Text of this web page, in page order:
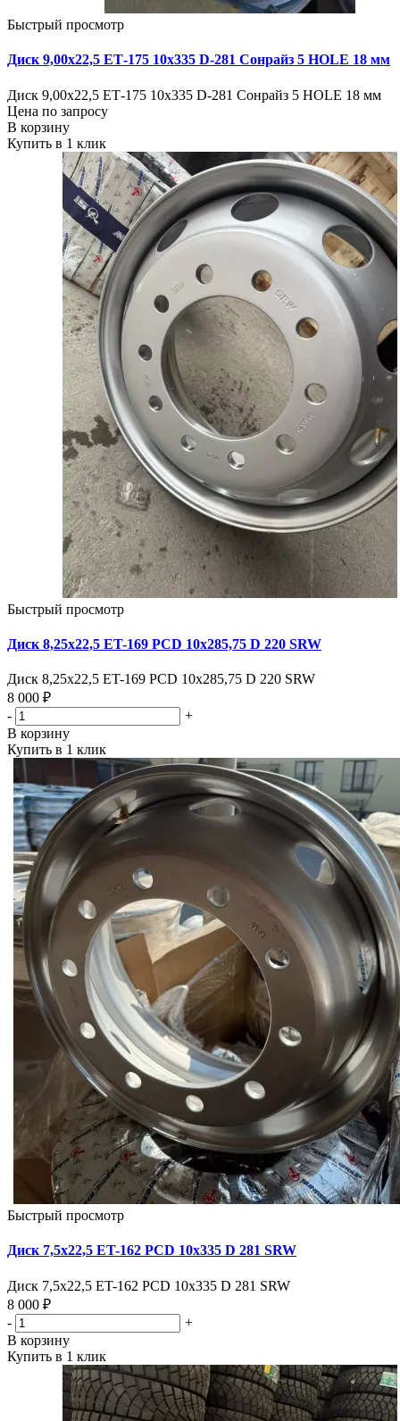
Быстрый просмотр
Диск 9,00х22,5 ЕТ-175 10х335 D-281 Сонрайз 5 HOLE 18 мм
Диск 9,00х22,5 ЕТ-175 10х335 D-281 Сонрайз 5 HOLE 18 мм
Цена по запросу
В корзину
Купить в 1 клик
Быстрый просмотр
Диск 8,25х22,5 ET-169 PCD 10x285,75 D 220 SRW
Диск 8,25х22,5 ET-169 PCD 10x285,75 D 220 SRW
8 000 ₽
-
+
В корзину
Купить в 1 клик
Быстрый просмотр
Диск 7,5х22,5 ET-162 PCD 10x335 D 281 SRW
Диск 7,5х22,5 ET-162 PCD 10x335 D 281 SRW
8 000 ₽
-
+
В корзину
Купить в 1 клик